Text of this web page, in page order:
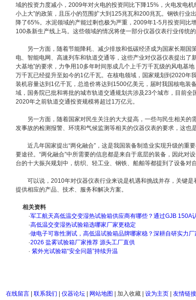
域的投资力度减小，2009年对火电的投资同比下降15%，火电发电
小上大”的政策，且压小的范围扩大到125兆瓦和200兆瓦。钢铁行业
降了65%。水泥领域的产能过剩也极为严重，2009年1-5月投资同比
100条新生产线上马。这些领域的情况将使一部分仪器仪表行业传统的
另一方面，随着节能降耗、减少排放和低碳经济成为国家长期国
电、智能电网、高速列车和轨道交通等，这些产业对仪器仪表提出了
大基地”的要求，力争用10多年时间形成几个上千万千瓦级的风电基
万千瓦已经提升至如今的1亿千瓦。在核电领域，国家规划到2020年
装机容量达到1亿千瓦，总造价将达到1500亿美元，届时我国核电装
域，国务院已批和将批的城市轨道交通规划共涉及23个城市，目前全
2020年之前轨道交通投资规模将超过1万亿元。
另一方面，随着国家对民生关注的大大提高，一些与民生相关的
发事故的检测报警、环境和气候监测等相关的仪器仪表的要求，这也
近几年国家提出“两化融合”，这是我国装备制造业实现升级的重
要途径。“两化融合”中所需要的信息都是来自于底层的装备，因此对
台的十大振兴规划中，纺织、轻工业、钢铁、船舶等都提到了设备对
可以说，2010年对仪器仪表行业来说是机遇和挑战并存，关键是
提供相应的产品、技术、服务和解决方案。
相关资料
·军工航天高低温交变湿热试验箱供应商有哪些？通过GJB 150A
·高低温交变湿热试验箱选哪家厂家更稳定
·做电子可靠性测试，高低温试验箱品牌哪家稳？深耕自研实力厂
·2026 盐雾试验箱厂家推荐 源头工厂直供
· 紫外光试验箱“安全问题”持续升温
在线留言| 联系我们 仪器论坛| 网站地图 加入收藏| 设为主页| 友情链接